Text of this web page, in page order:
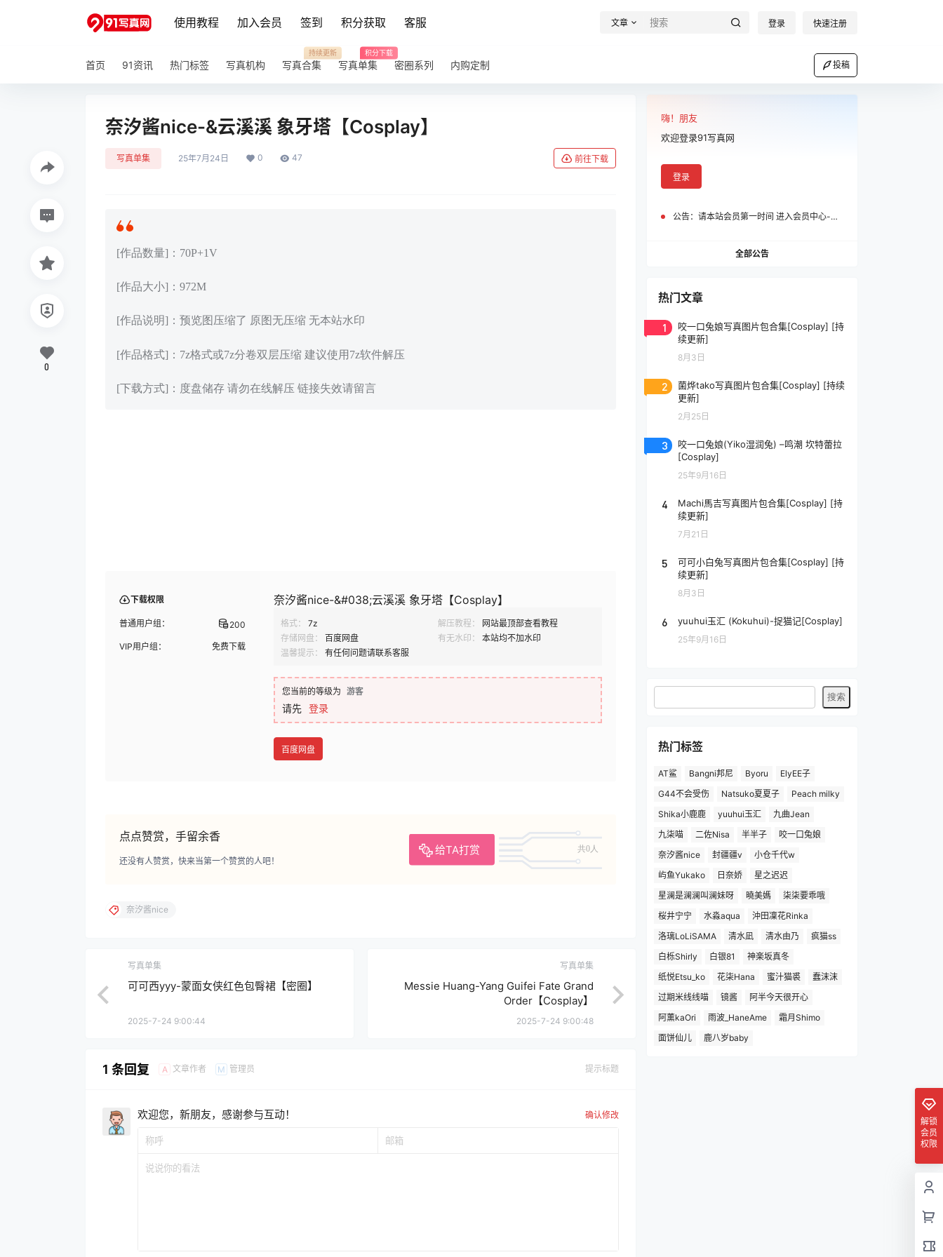
使用教程 加入会员 签到 积分获取 客服 文章 登录 快速注册
首页 91资讯 热门标签 写真机构 写真合集
持续更新
写真单集
积分下载
密圈系列 内购定制 投稿
奈汐酱nice-&云溪溪 象牙塔【Cosplay】
写真单集 25年7月24日 0 47 前往下载
[作品数量]：70P+1V
[作品大小]：972M
[作品说明]：预览图压缩了 原图无压缩 无本站水印
[作品格式]：7z格式或7z分卷双层压缩 建议使用7z软件解压
[下载方式]：度盘储存 请勿在线解压 链接失效请留言
下载权限
普通用户组： 200
VIP用户组： 免费下载
奈汐酱nice-&#038;云溪溪 象牙塔【Cosplay】
格式： 7z 解压教程：
网站最顶部查看教程
存储网盘：
百度网盘 有无水印：
本站均不加水印
温馨提示：
有任何问题请联系客服
您当前的等级为 游客
请先 登录
百度网盘
点点赞赏，手留余香
给TA打赏 共0人
还没有人赞赏，快来当第一个赞赏的人吧！
0
奈汐酱nice
写真单集
可可西yyy-蒙面女侠红色包臀裙【密圈】
2025-7-24 9:00:44
写真单集
Messie Huang-Yang Guifei Fate Grand
Order【Cosplay】
2025-7-24 9:00:48
1 条回复 A 文章作者 M 管理员 提示标题
欢迎您，新朋友，感谢参与互动！ 确认修改
嗨！朋友
欢迎登录91写真网
登录
公告： 请本站会员第一时间 进入会员中心-我的设置中为您的账号绑定邮箱!
全部公告
热门文章
1
咬一口兔娘写真图片包合集[Cosplay] [持
续更新]
8月3日
2
菌烨tako写真图片包合集[Cosplay] [持续
更新]
2月25日
3
咬一口兔娘(Yiko湿润兔) –鸣潮 坎特蕾拉
[Cosplay]
25年9月16日
4
Machi馬吉写真图片包合集[Cosplay] [持
续更新]
7月21日
5
可可小白兔写真图片包合集[Cosplay] [持
续更新]
8月3日
6 yuuhui玉汇 (Kokuhui)-捉猫记[Cosplay]
25年9月16日
热门标签
AT鲨 Bangni邦尼 Byoru
ElyEE子
G44不会受伤
Natsuko夏夏子
Peach milky
Shika小鹿鹿
yuuhui玉汇
九曲Jean
九柒喵
二佐Nisa 半半子
咬一口兔娘
奈汐酱nice
封疆疆v
小仓千代w
屿鱼Yukako
日奈娇
星之迟迟
星澜是澜澜叫澜妹呀
曉美媽
柒柒要乖哦
桜井宁宁
水淼aqua
沖田凜花Rinka
洛璃LoLiSAMA
清水凪 清水由乃
疯猫ss
白栎Shirly
白银81
神楽坂真冬
纸悦Etsu_ko
花柒Hana 蜜汁猫裘
蠢沫沫
过期米线线喵
镜酱
阿半今天很开心
阿薰kaOri
雨波_HaneAme
霜月Shimo
面饼仙儿
鹿八岁baby
解锁
会员
权限